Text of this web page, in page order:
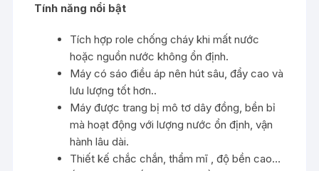
Tính năng nổi bật
Tích hợp role chống cháy khi mất nước
hoặc nguồn nước không ổn định.
Máy có sáo điều áp nên hút sâu, đẩy cao và
lưu lượng tốt hơn..
Máy được trang bị mô tơ dây đồng, bền bỉ
mà hoạt động với lượng nước ổn định, vận
hành lâu dài.
Thiết kế chắc chắn, thẩm mĩ , độ bền cao…